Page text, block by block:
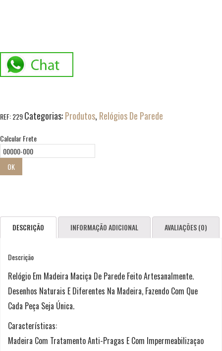
REF:229Categorias:Produtos, Relógios De Parede
Calcular Frete
OK
DESCRIÇÃO INFORMAÇÃO ADICIONAL AVALIAÇÕES (0)
Descrição
Relógio Em Madeira Maciça De Parede Feito Artesanalmente.
Desenhos Naturais E Diferentes Na Madeira, Fazendo Com Que
Cada Peça Seja Única.
Características:
Madeira Com Tratamento Anti-Pragas E Com Impermeabilizaçao